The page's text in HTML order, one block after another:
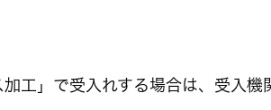
工」で受入れする場合は、受入